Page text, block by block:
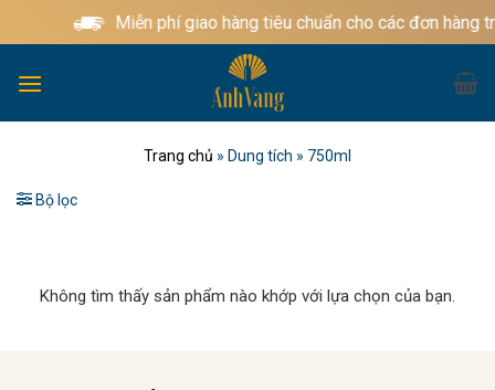
qua
dung
Miễn phí giao hàng tiêu chuẩn cho các đơn hàng
Trang chủ » Dung tích » 750ml
Bộ lọc
Không tìm thấy sản phẩm nào khớp với lựa chọn của bạn.